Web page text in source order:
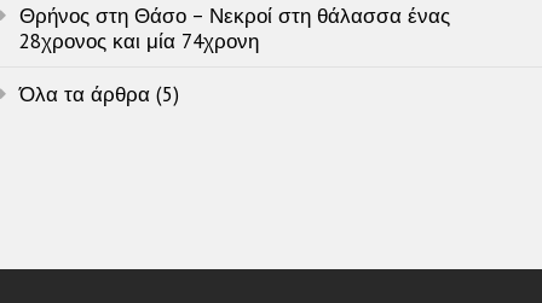
Θρήνος στη Θάσο – Νεκροί στη θάλασσα ένας
28χρονος και μία 74χρονη
Όλα τα άρθρα (5)